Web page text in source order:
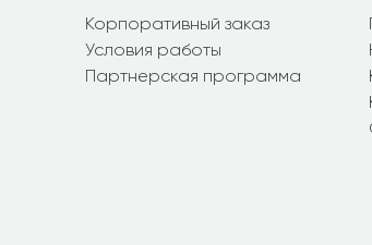
Корпоративный заказ
Условия работы
Партнерская программа